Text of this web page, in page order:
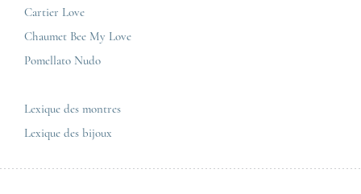
Nous contacter
Cartier Love
Chaumet Bee My Love
Pomellato Nudo
Lexique des montres
Lexique des bijoux